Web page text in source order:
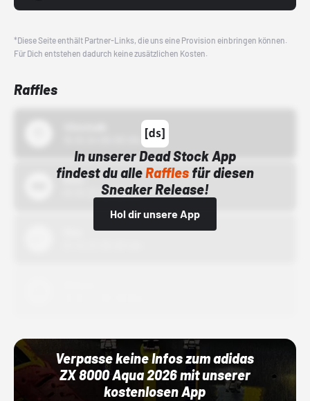
*Diese Seite enthält Partner-Links, die uns eine Provision einbringen können.
Für Dich entstehen dadurch keine zusätzlichen Kosten.
Raffles
In unserer Dead Stock App
findest du alleRafflesfür diesen
Sneaker Release!
Hol dir unsere App
Bstn
01.10.22 00:00 Uhr
Verpasse keine Infos zum adidas
ZX 8000 Aqua 2026 mit unserer
kostenlosen App